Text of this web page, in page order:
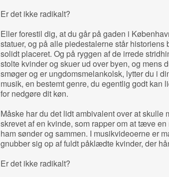
Er det ikke radikalt?
Eller forestil dig, at du går på gaden i
statuer, og på alle piedestalerne står historiens
solidt placeret. Og på ryggen af de irrede
stolte kvinder og skuer ud over byen, og mens
smøger og er ungdomsmelankolsk, lytter du i
musik, en bestemt genre, du egentlig godt kan
for nedgøre dit køn.
Måske har du det lidt ambivalent over at skulle
skrevet af en kvinde, som rapper om at tæve
ham sønder og sammen. I musikvideoerne er
gnubber sig op af fuldt påklædte kvinder, der
Er det ikke radikalt?